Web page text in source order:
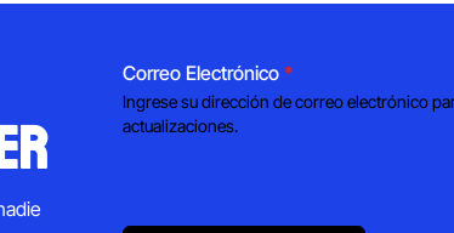
Correo Electrónico *
Ingrese su dirección de correo electrónico
actualizaciones.